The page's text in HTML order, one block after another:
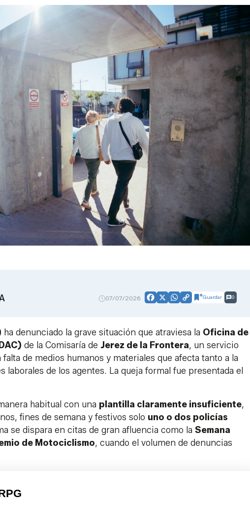
07/07/2026 Facebook
X WhatsApp
CopyGuardar 0
ha denunciado la grave situación que atraviesa la Oficina de
de la Comisaría de Jerez de la Frontera, un servicio
de medios humanos y materiales que afecta tanto a la
de los agentes. La queja formal fue presentada el
habitual con una plantilla claramente insuficiente,
fines de semana y festivos solo uno o dos policías
se dispara en citas de gran afluencia como la Semana
de Motociclismo, cuando el volumen de denuncias